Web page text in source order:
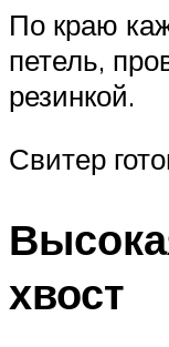
По краю
петель,
резинкой.
Свитер
хвост